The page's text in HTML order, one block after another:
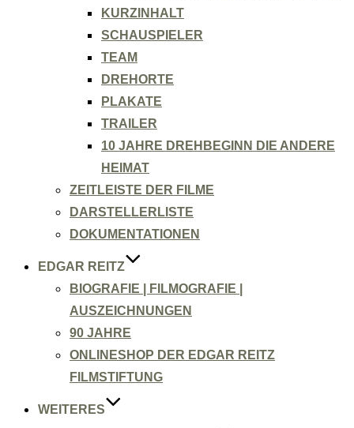
KURZINHALT
SCHAUSPIELER
TEAM
DREHORTE
PLAKATE
TRAILER
10 JAHRE DREHBEGINN DIE ANDERE
HEIMAT
ZEITLEISTE DER FILME
DARSTELLERLISTE
DOKUMENTATIONEN
EDGAR REITZ
BIOGRAFIE | FILMOGRAFIE |
AUSZEICHNUNGEN
90 JAHRE
ONLINESHOP DER EDGAR REITZ
FILMSTIFTUNG
WEITERES